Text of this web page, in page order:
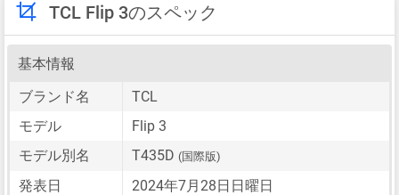
TCL Flip 3のスペック
基本情報
ブランド名
TCL
モデル
Flip 3
モデル別名
T435D (国際版)
発表日
2024年7月28日日曜日